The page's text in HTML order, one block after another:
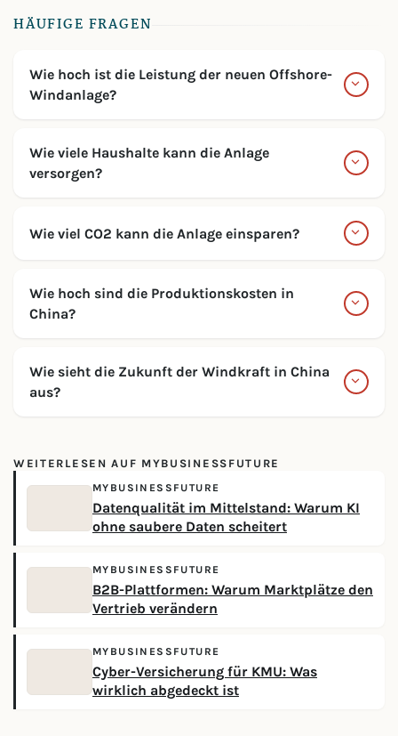
HÄUFIGE FRAGEN
Wie hoch ist die Leistung der neuen Offshore-
Windanlage?
Wie viele Haushalte kann die Anlage
versorgen?
Wie viel CO2 kann die Anlage einsparen?
Wie hoch sind die Produktionskosten in
China?
Wie sieht die Zukunft der Windkraft in China
aus?
WEITERLESEN AUF MYBUSINESSFUTURE
MYBUSINESSFUTURE
Datenqualität im Mittelstand: Warum KI
ohne saubere Daten scheitert
MYBUSINESSFUTURE
B2B-Plattformen: Warum Marktplätze den
Vertrieb verändern
MYBUSINESSFUTURE
Cyber-Versicherung für KMU: Was
wirklich abgedeckt ist